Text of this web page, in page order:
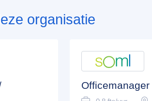
organisatie
Officemanager